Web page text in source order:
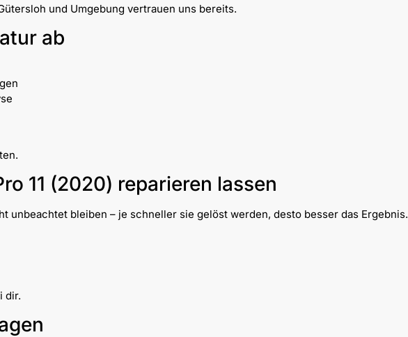
und Umgebung vertrauen uns bereits.
ab
11 (2020) reparieren lassen
unbeachtet bleiben – je schneller sie gelöst werden, desto besser das Ergebnis.
dir.